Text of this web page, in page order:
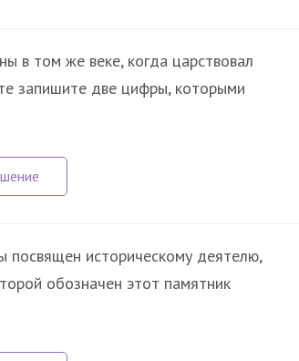
в том же веке, когда царствовал
запишите две цифры, которыми
посвящен историческому деятелю,
обозначен этот памятник